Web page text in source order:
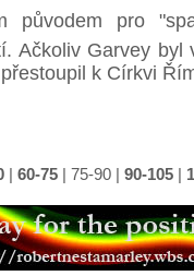
původem pro
Ačkoliv Garvey byl
k Církvi
| 60-75 | 75-90 | 90-105 |